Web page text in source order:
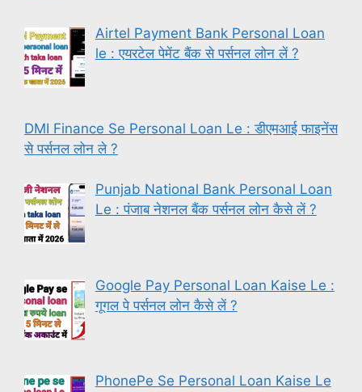
Airtel Payment Bank Personal Loan
le : एयरटेल पेमेंट बैंक से पर्सनल लोन लें ?
DMI Finance Se Personal Loan Le : डीएमआई फाइनेंस
से पर्सनल लोन ले ?
Punjab National Bank Personal Loan
Le : पंजाब नेशनल बैंक पर्सनल लोन कैसे लें ?
Google Pay Personal Loan Kaise Le :
गूगल पे पर्सनल लोन कैसे लें ?
PhonePe Se Personal Loan Kaise Le